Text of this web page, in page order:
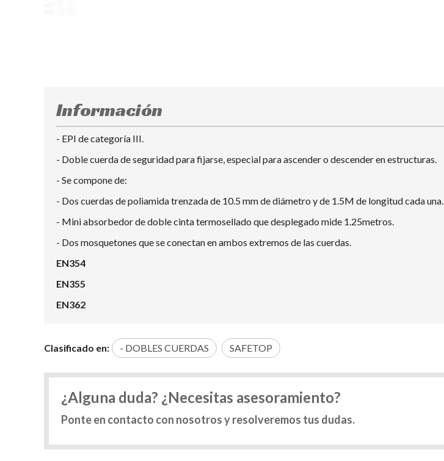
Información
- EPI de categoría III.
- Doble cuerda de seguridad para fijarse, especial para ascender o descender en estructuras.
- Se compone de:
- Dos cuerdas de poliamida trenzada de 10.5 mm de diámetro y de 1.5M de longitud cada una.
- Mini absorbedor de doble cinta termosellado que desplegado mide 1.25metros.
- Dos mosquetones que se conectan en ambos extremos de las cuerdas.
EN354
EN355
EN362
Clasificado en: - DOBLES CUERDAS SAFETOP
¿Alguna duda? ¿Necesitas asesoramiento?
Ponte en contacto con nosotros y resolveremos tus dudas.